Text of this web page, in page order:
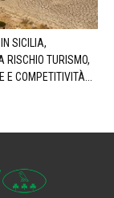
SICILIA,
RISCHIO TURISMO,
E COMPETITIVITÀ...